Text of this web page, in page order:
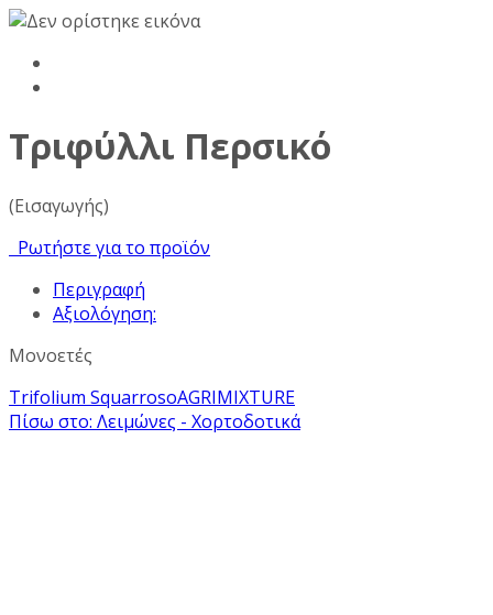
Τριφύλλι Περσικό
(Εισαγωγής)
Ρωτήστε για το προϊόν
Περιγραφή
Αξιολόγηση:
Μονοετές
Trifolium SquarrosoAGRIMIXTURE
Πίσω στο: Λειμώνες - Χορτοδοτικά